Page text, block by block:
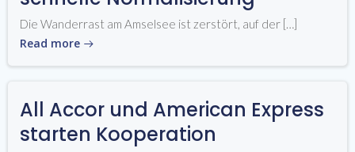
Die Wanderrast am Amselsee ist zerstört, auf der […]
Read more
All Accor und American Express
starten Kooperation